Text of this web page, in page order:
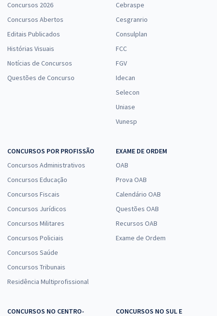
Concursos 2026
Concursos Abertos
Editais Publicados
Histórias Visuais
Notícias de Concursos
Questões de Concurso
Cebraspe
Cesgranrio
Consulplan
FCC
FGV
Idecan
Selecon
Uniase
Vunesp
CONCURSOS POR PROFISSÃO
Concursos Administrativos
Concursos Educação
Concursos Fiscais
Concursos Jurídicos
Concursos Militares
Concursos Policiais
Concursos Saúde
Concursos Tribunais
Residência Multiprofissional
EXAME DE ORDEM
OAB
Prova OAB
Calendário OAB
Questões OAB
Recursos OAB
Exame de Ordem
CONCURSOS NO CENTRO-
CONCURSOS NO SUL E